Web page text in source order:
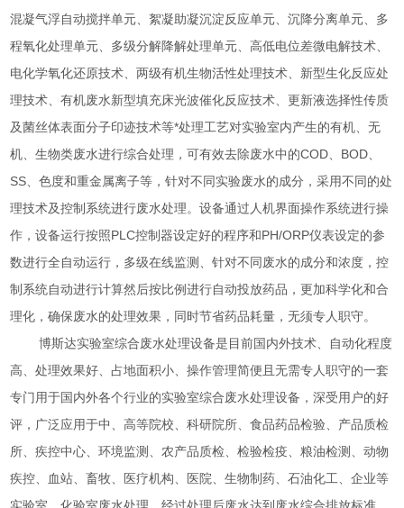
混凝气浮自动搅拌单元、絮凝助凝沉淀反应单元、沉降分离单元、多
程氧化处理单元、多级分解降解处理单元、高低电位差微电解技术、
电化学氧化还原技术、两级有机生物活性处理技术、新型生化反应处
理技术、有机废水新型填充床光波催化反应技术、更新液选择性传质
及菌丝体表面分子印迹技术等*处理工艺对实验室内产生的有机、无
机、生物类废水进行综合处理，可有效去除废水中的COD、BOD、
SS、色度和重金属离子等，针对不同实验废水的成分，采用不同的处
理技术及控制系统进行废水处理。设备通过人机界面操作系统进行操
作，设备运行按照PLC控制器设定好的程序和PH/ORP仪表设定的参
数进行全自动运行，多级在线监测、针对不同废水的成分和浓度，控
制系统自动进行计算然后按比例进行自动投放药品，更加科学化和合
理化，确保废水的处理效果，同时节省药品耗量，无须专人职守。
博斯达实验室综合废水处理设备是目前国内外技术、自动化程度
高、处理效果好、占地面积小、操作管理简便且无需专人职守的一套
专门用于国内外各个行业的实验室综合废水处理设备，深受用户的好
评，广泛应用于中、高等院校、科研院所、食品药品检验、产品质检
所、疾控中心、环境监测、农产品质检、检验检疫、粮油检测、动物
疾控、血站、畜牧、医疗机构、医院、生物制药、石油化工、企业等